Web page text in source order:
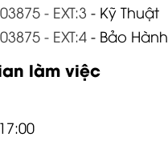
- EXT:3 - Kỹ Thuật
- EXT:4- Bảo Hành
làm việc